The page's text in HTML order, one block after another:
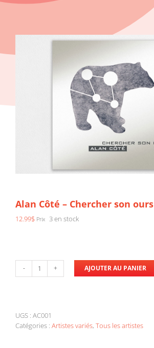
Alan Côté – Chercher son ours
12.99$ Prix 3 en stock
quantité
-
Chercher
AJOUTER AU PANIER
UGS : AC001
Catégories : Artistes variés, Tous les artistes